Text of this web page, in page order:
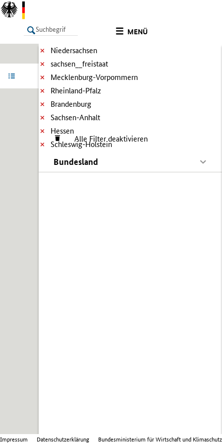
MENÜ
LISTE Info
Niedersachsen
sachsen__freistaat
Mecklenburg-Vorpommern
Rheinland-Pfalz
Brandenburg
Sachsen-Anhalt
Hessen
Schleswig-Holstein
Alle Filter deaktivieren
Bundesland
Impressum Datenschutzerklärung Bundesministerium für Wirtschaft und Klimaschutz